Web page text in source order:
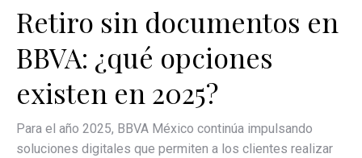
Retiro sin documentos en
BBVA: ¿qué opciones
existen en 2025?
Para el año 2025, BBVA México continúa impulsando
soluciones digitales que permiten a los clientes realizar